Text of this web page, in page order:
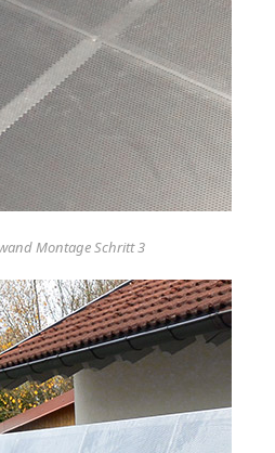
Montage Schritt 3